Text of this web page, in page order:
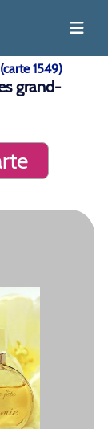
1549)
grand-